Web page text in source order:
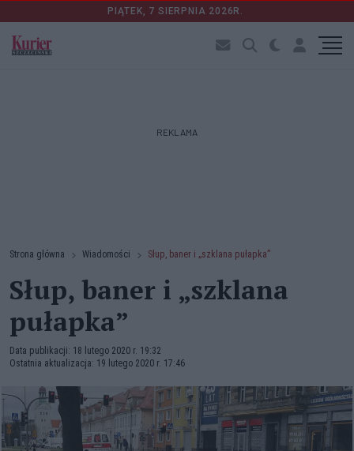
PIĄTEK, 7 SIERPNIA 2026R.
REKLAMA
Strona główna Wiadomości Słup, baner i „szklana pułapka”
Słup, baner i „szklana
pułapka”
Data publikacji: 18 lutego 2020 r. 19:32
Ostatnia aktualizacja: 19 lutego 2020 r. 17:46